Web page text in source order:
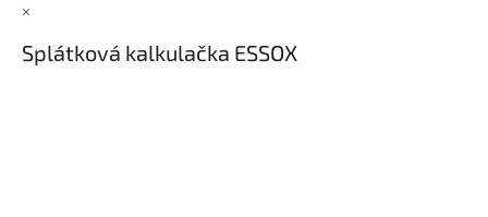
×
Splátková kalkulačka ESSOX